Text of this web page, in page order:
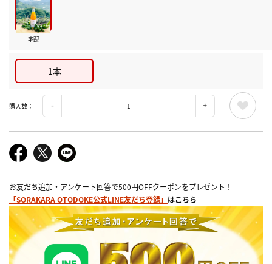
宅配
1本
購入数：
お友だち追加・アンケート回答で500円OFFクーポンをプレゼント！
「SORAKARA OTODOKE公式LINE友だち登録」 はこちら